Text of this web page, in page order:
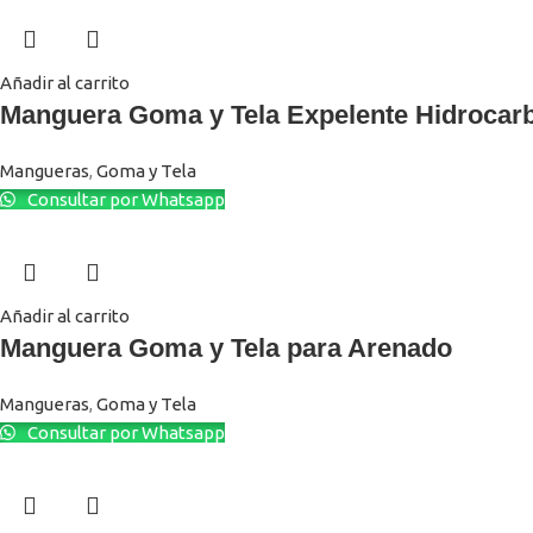
Añadir al carrito
Manguera Goma y Tela Expelente
Mangueras, Goma y Tela
Consultar por Whatsapp
Añadir al carrito
Manguera Goma y Tela para Arenado
Mangueras, Goma y Tela
Consultar por Whatsapp